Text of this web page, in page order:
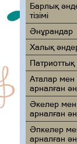
Барлық
тізімі
Әнұрандар
Халық
Аталар мен
арналған
Әкелер мен
арналған
Әпкелер
арналған